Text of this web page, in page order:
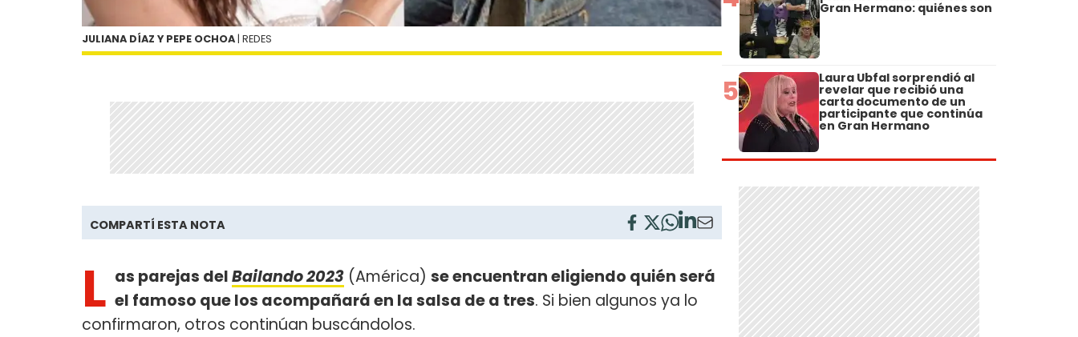
JULIANA DÍAZ Y PEPE OCHOA | REDES
COMPARTÍ ESTA NOTA
L as parejas delBailando 2023 (América) se encuentran eligiendo quién será
el famoso que los acompañará en la salsa de a tres. Si bien algunos ya lo
confirmaron, otros continúan buscándolos.
Gran Hermano: quiénes son
5 Laura Ubfal sorprendió al
revelar que recibió una
carta documento de un
participante que continúa
en Gran Hermano